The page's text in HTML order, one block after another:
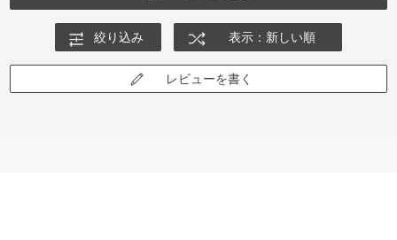
絞り込み 表示：新しい順
レビューを書く